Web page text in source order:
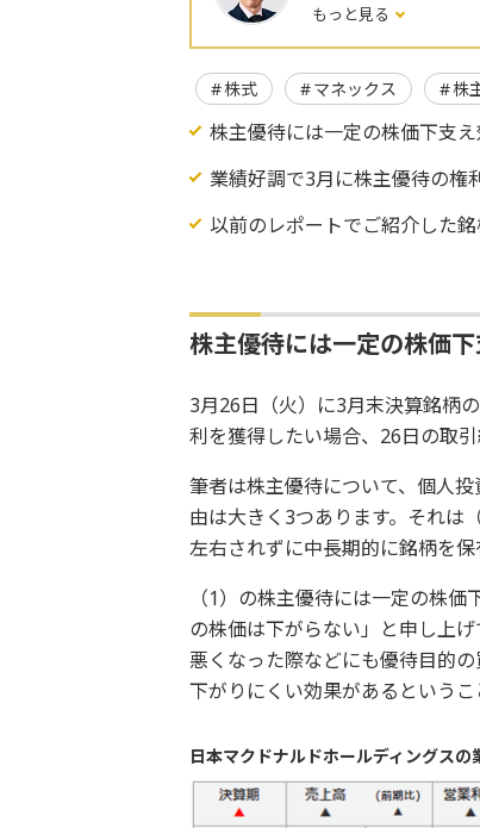
もっと見る
株式 マネックス 株
株主優待には一定の株価下支
業績好調で3月に株主優待の権
以前のレポートでご紹介した
株主優待には一定の株価
3月26日（火）に3月末決算銘柄
利を獲得したい場合、26日の取
筆者は株主優待について、個人
由は大きく3つあります。それは
左右されずに中長期的に銘柄を
（1）の株主優待には一定の株
の株価は下がらない」と申し上
悪くなった際などにも優待目的
下がりにくい効果があるというこ
日本マクドナルドホールディングスの